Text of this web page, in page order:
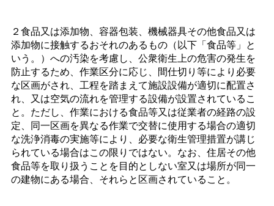
２食品又は添加物、容器包装、機械器具その他食品又は
添加物に接触するおそれのあるもの（以下「食品等」と
いう。）への汚染を考慮し、公衆衛生上の危害の発生を
防止するため、作業区分に応じ、間仕切り等により必要
な区画がされ、工程を踏まえて施設設備が適切に配置さ
れ、又は空気の流れを管理する設備が設置されているこ
と。ただし、作業における食品等又は従業者の経路の設
定、同一区画を異なる作業で交替に使用する場合の適切
な洗浄消毒の実施等により、必要な衛生管理措置が講じ
られている場合はこの限りではない。なお、住居その他
食品等を取り扱うことを目的としない室又は場所が同一
の建物にある場合、それらと区画されていること。